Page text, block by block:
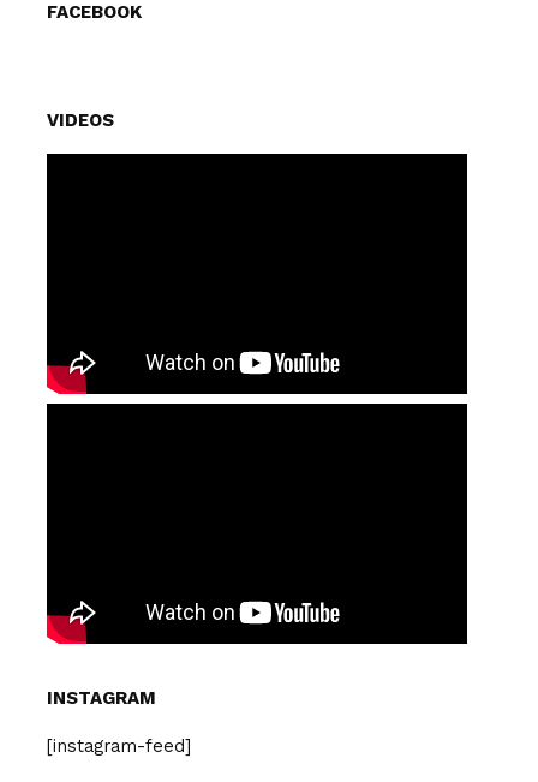
FACEBOOK
VIDEOS
INSTAGRAM
[instagram-feed]